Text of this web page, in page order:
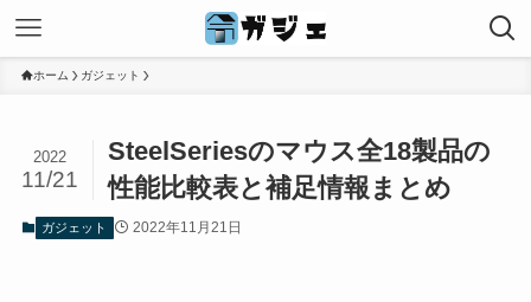
ホーム ガジェット
SteelSeriesのマウス全18製品の
性能比較表と補足情報まとめ
2022
11/21
ガジェット 2022年11月21日